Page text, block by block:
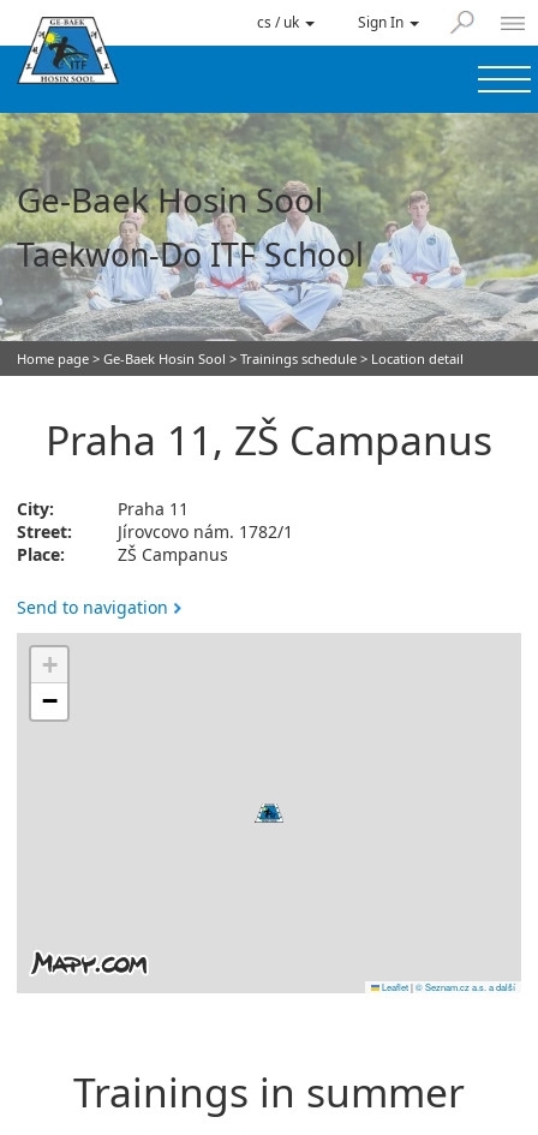
cs / uk Sign In
Ge-Baek Hosin Sool
Taekwon-Do ITF School
Home page > Ge-Baek Hosin Sool > Trainings schedule > Location detail
Praha 11, ZŠ Campanus
City:
Praha 11
Street:
Jírovcovo nám. 1782/1
Place:
ZŠ Campanus
Send to navigation
+
−
Leaflet|© Seznam.cz a.s. a další
Trainings in summer